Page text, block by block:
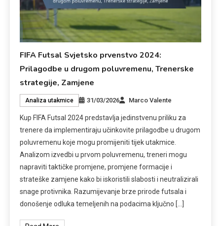
FIFA Futsal Svjetsko prvenstvo 2024:
Prilagodbe u drugom poluvremenu, Trenerske
strategije, Zamjene
Analiza utakmice 31/03/2026 Marco Valente
Kup FIFA Futsal 2024 predstavlja jedinstvenu priliku za
trenere da implementiraju učinkovite prilagodbe u drugom
poluvremenu koje mogu promijeniti tijek utakmice.
Analizom izvedbi u prvom poluvremenu, treneri mogu
napraviti taktičke promjene, promjene formacije i
strateške zamjene kako bi iskoristili slabosti i neutralizirali
snage protivnika. Razumijevanje brze prirode futsala i
donošenje odluka temeljenih na podacima ključno […]